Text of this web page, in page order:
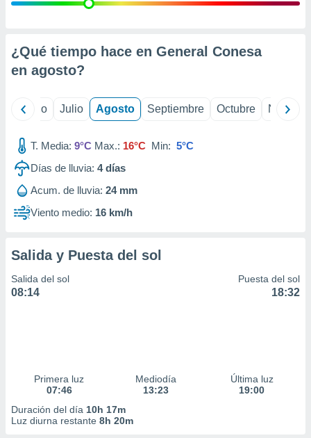
e
mediante
publicidad
de
1199
¿Qué tiempo hace en General Conesa
en agosto?
Junio Julio Agosto Septiembre Octubre
T. Media: 9°C Max.: 16°C Min: 5°C
Días de lluvia: 4días
Acum. de lluvia: 24 mm
Viento medio: 16 km/h
Salida y Puesta del sol
Salida del sol
08:14
Puesta del sol
18:32
Primera luz
07:46
Mediodía
13:23
Última luz
19:00
Duración del día 10h 17m
Luz diurna restante 8h 20m